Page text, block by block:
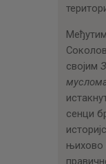
својим
сенци
њихово